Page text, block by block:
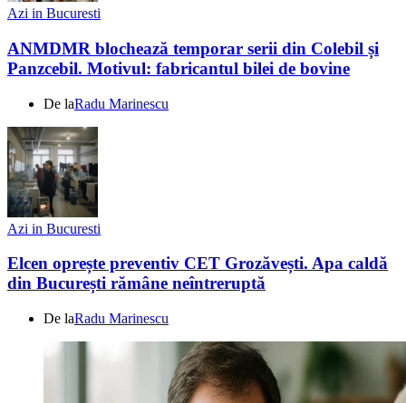
Azi in Bucuresti
ANMDMR blochează temporar serii din Colebil și
Panzcebil. Motivul: fabricantul bilei de bovine
De laRadu Marinescu
Azi in Bucuresti
Elcen oprește preventiv CET Grozăvești. Apa caldă
din București rămâne neîntreruptă
De laRadu Marinescu